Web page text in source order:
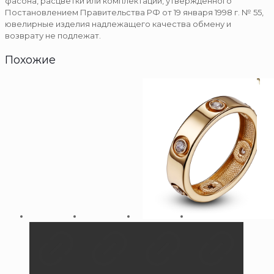
Постановлением Правительства РФ от 19 января 1998 г. № 55,
ювелирные изделия надлежащего качества обмену и
возврату не подлежат.
Похожие